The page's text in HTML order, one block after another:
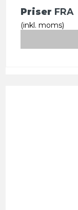
Priser FRA
(inkl. moms)